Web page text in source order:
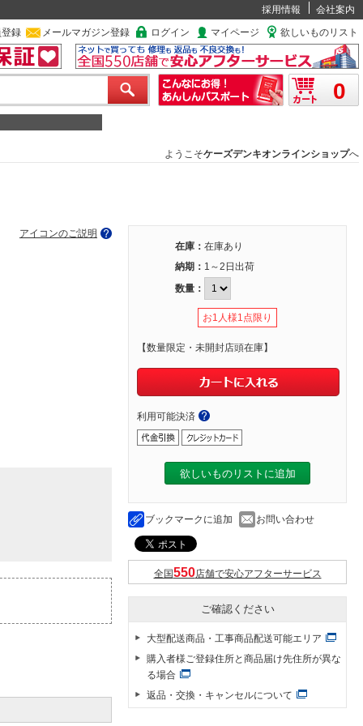
採用情報
会社案内
録 メールマガジン登録 ログイン マイページ 欲しいものリスト
0
ようこそケーズデンキオンラインショップへ
アイコンのご説明
在庫： 在庫あり
納期： 1～2日出荷
数量：
お1人様1点限り
【数量限定・未開封店頭在庫】
利用可能決済
欲しいものリストに追加
ブックマークに追加 お問い合わせ
全国 店舗で安心アフターサービス
ご確認ください
大型配送商品・工事商品配送可能エリア
購入者様ご登録住所と商品届け先住所が異な
る場合
返品・交換・キャンセルについて